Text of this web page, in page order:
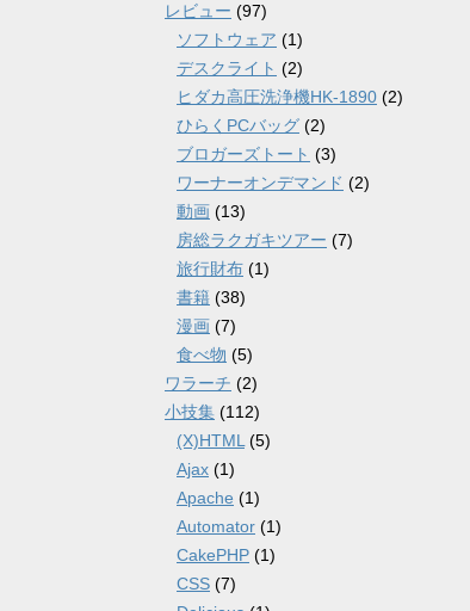
レビュー (97)
ソフトウェア (1)
デスクライト (2)
ヒダカ高圧洗浄機HK-1890 (2)
ひらくPCバッグ (2)
ブロガーズトート (3)
ワーナーオンデマンド (2)
動画 (13)
房総ラクガキツアー (7)
旅行財布 (1)
書籍 (38)
漫画 (7)
食べ物 (5)
ワラーチ (2)
小技集 (112)
(X)HTML (5)
Ajax (1)
Apache (1)
Automator (1)
CakePHP (1)
CSS (7)